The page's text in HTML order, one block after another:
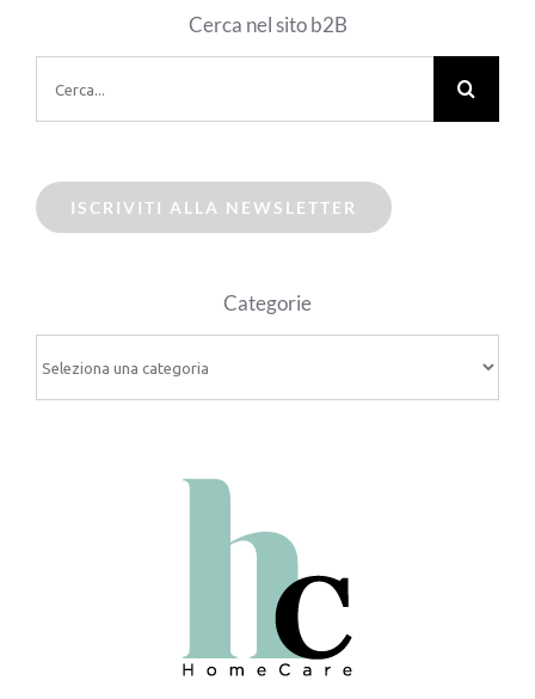
Cerca nel sito b2B
per:
ISCRIVITI ALLA NEWSLETTER
Categorie